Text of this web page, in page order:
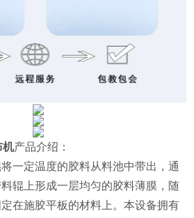
机产品介绍：
一定温度的胶料从料池中带出，通
辊上形成一层均匀的胶料薄膜，随
在施胶平板的材料上。本设备拥有